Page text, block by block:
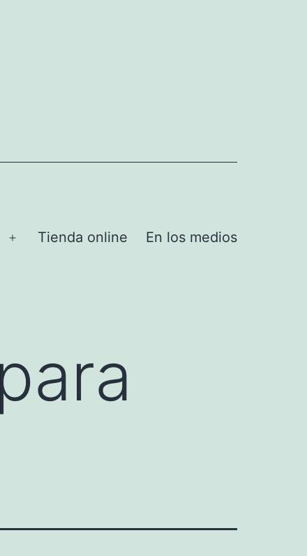
Abrir
Tienda online En los medios